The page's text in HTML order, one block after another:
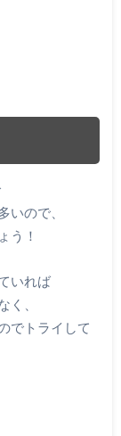
いので、
う！
いれば
く、
でトライして